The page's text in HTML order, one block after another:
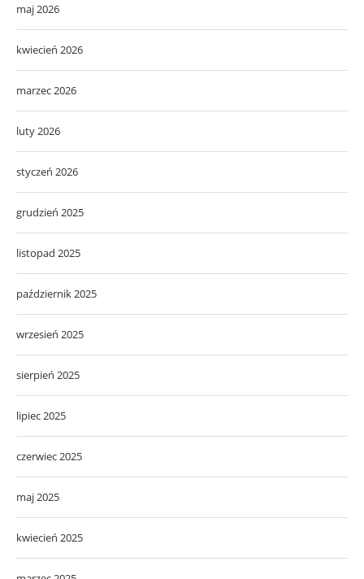
maj 2026
kwiecień 2026
marzec 2026
luty 2026
styczeń 2026
grudzień 2025
listopad 2025
październik 2025
wrzesień 2025
sierpień 2025
lipiec 2025
czerwiec 2025
maj 2025
kwiecień 2025